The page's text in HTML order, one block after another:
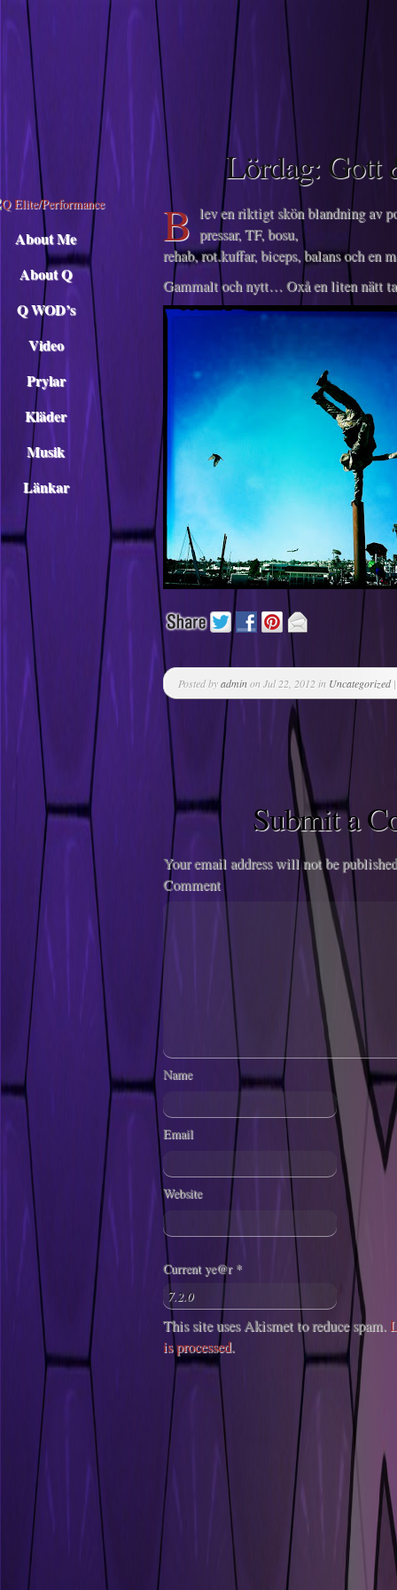
Descargar musica
About Me
About Q
Q WOD’s
Video
Prylar
Kläder
Musik
Länkar
Lördag: Gott
B lev en riktigt skön blandning av
pressar, TF, bosu,
rehab, rot.kuffar, biceps, balans och en
Gammalt och nytt… Oxå en liten nätt
Posted byadminon Jul 22, 2012 in Uncategorized
Submit a
Your email address will not be
Comment
Name
Email
Website
Current ye@r *
This site uses Akismet to reduce spam.
is processed.